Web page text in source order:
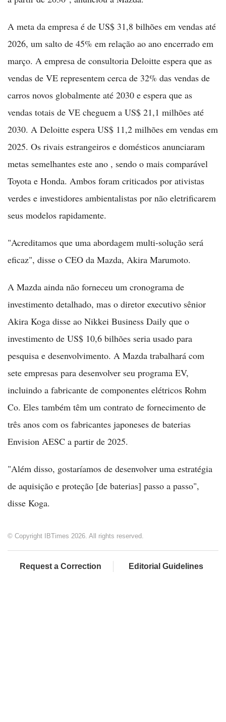
A meta da empresa é de US$ 31,8 bilhões em vendas até
2026, um salto de 45% em relação ao ano encerrado em
março. A empresa de consultoria Deloitte espera que as
vendas de VE representem cerca de 32% das vendas de
carros novos globalmente até 2030 e espera que as
vendas totais de VE cheguem a US$ 21,1 milhões até
2030. A Deloitte espera US$ 11,2 milhões em vendas em
2025. Os rivais estrangeiros e domésticos anunciaram
metas semelhantes este ano , sendo o mais comparável
Toyota e Honda. Ambos foram criticados por ativistas
verdes e investidores ambientalistas por não eletrificarem
seus modelos rapidamente.
"Acreditamos que uma abordagem multi-solução será
eficaz", disse o CEO da Mazda, Akira Marumoto.
A Mazda ainda não forneceu um cronograma de
investimento detalhado, mas o diretor executivo sênior
Akira Koga disse ao Nikkei Business Daily que o
investimento de US$ 10,6 bilhões seria usado para
pesquisa e desenvolvimento. A Mazda trabalhará com
sete empresas para desenvolver seu programa EV,
incluindo a fabricante de componentes elétricos Rohm
Co. Eles também têm um contrato de fornecimento de
três anos com os fabricantes japoneses de baterias
Envision AESC a partir de 2025.
"Além disso, gostaríamos de desenvolver uma estratégia
de aquisição e proteção [de baterias] passo a passo",
disse Koga.
© Copyright IBTimes 2026. All rights reserved.
Request a Correction Editorial Guidelines